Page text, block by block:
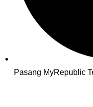
Pasang MyRepublic